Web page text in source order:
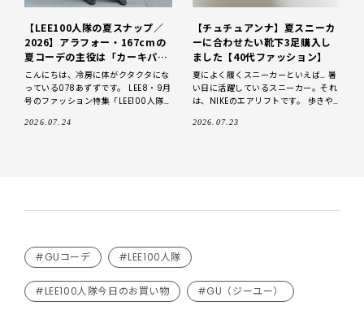
【LEE100人隊の夏スナップ／
2026】アラフォー・167cmの
夏コーデの主役は「カーキパン
ツ」ヘルシーに肌見せでカジュ
アルになりすぎないのがコツ。
こんにちは、冷房に体がクタクタにな
っている078あずずです。 LEE8・9月
号のファッション特集「LEE100人隊
ーデもちらちらっと掲載されていま
2026.07.24
【チュチュアンナ】夏スニーカ
ーに合わせたい靴下3足購入し
ました【40代ファッション】
夏によく履くスニーカーといえば… 暑
い日に活躍しているスニーカー。それ
は、NIKEのエアリフトです。 歩きや
暑いけどサンダルはちょっと…
2026.07.23
#GUコーデ #LEE100人隊
#LEE100人隊今日のお買い物 #GU（ジーユー）